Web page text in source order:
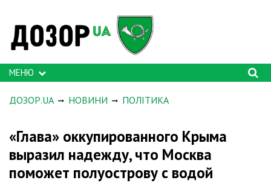
МЕНЮ
ДОЗОР.UA НОВИНИ ПОЛІТИКА
«Глава» оккупированного Крыма
выразил надежду, что Москва
поможет полуострову с водой